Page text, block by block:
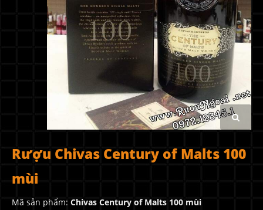
Rượu Chivas Century of Malts 100
mùi
Mã sản phẩm: Chivas Century of Malts 100 mùi